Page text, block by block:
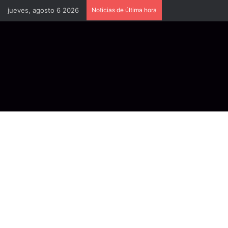
jueves, agosto 6 2026 Noticias de última hora